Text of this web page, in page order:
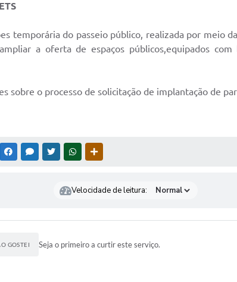
temporária do passeio público, realizada por meio
a oferta de espaços públicos,equipados
sobre o processo de solicitação de implantação de
FACEBOOKMESSENGER
TWITTERWHATSAPP
Velocidade de leitura:
GOSTEI Seja o primeiro a curtir este serviço.